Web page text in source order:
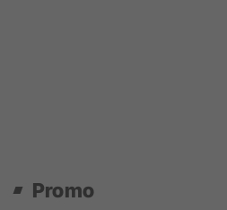
Promo